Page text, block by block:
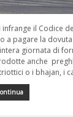
infrange il Codice
a pagare la
giornata di
anche
o i bhajan, i